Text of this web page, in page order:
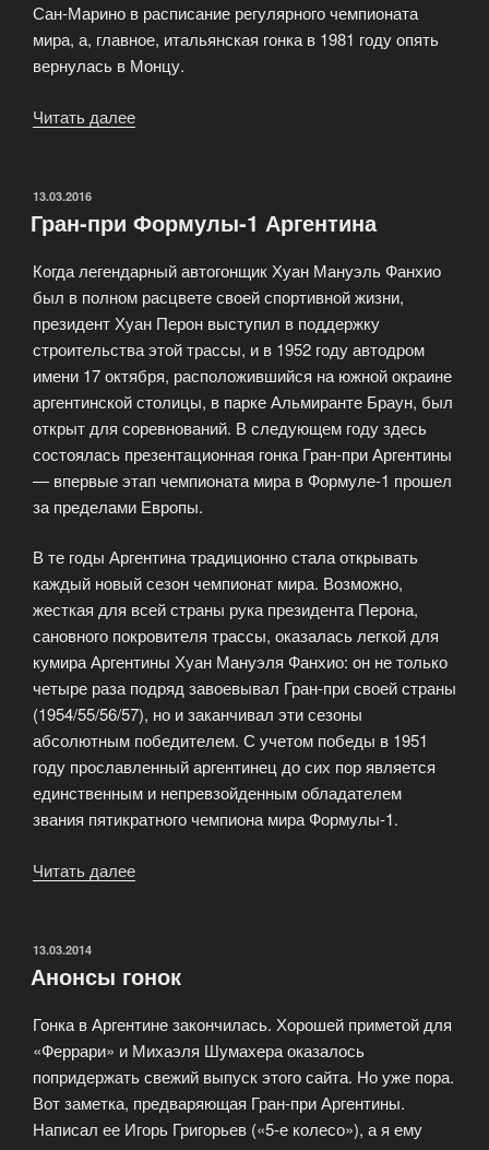
Сан-Марино в расписание регулярного чемпионата
мира, а, главное, итальянская гонка в 1981 году опять
вернулась в Монцу.
Читать далее
ОПУБЛИКОВАНО
13.03.2016
Гран-при Формулы-1 Аргентина
Когда легендарный автогонщик Хуан Мануэль Фанхио
был в полном расцвете своей спортивной жизни,
президент Хуан Перон выступил в поддержку
строительства этой трассы, и в 1952 году автодром
имени 17 октября, расположившийся на южной окраине
аргентинской столицы, в парке Альмиранте Браун, был
открыт для соревнований. В следующем году здесь
состоялась презентационная гонка Гран-при Аргентины
— впервые этап чемпионата мира в Формуле-1 прошел
за пределами Европы.
В те годы Аргентина традиционно стала открывать
каждый новый сезон чемпионат мира. Возможно,
жесткая для всей страны рука президента Перона,
сановного покровителя трассы, оказалась легкой для
кумира Аргентины Хуан Мануэля Фанхио: он не только
четыре раза подряд завоевывал Гран-при своей страны
(1954/55/56/57), но и заканчивал эти сезоны
абсолютным победителем. С учетом победы в 1951
году прославленный аргентинец до сих пор является
единственным и непревзойденным обладателем
звания пятикратного чемпиона мира Формулы-1.
Читать далее
ОПУБЛИКОВАНО
13.03.2014
Анонсы гонок
Гонка в Аргентине закончилась. Хорошей приметой для
«Феррари» и Михаэля Шумахера оказалось
попридержать свежий выпуск этого сайта. Но уже пора.
Вот заметка, предваряющая Гран-при Аргентины.
Написал ее Игорь Григорьев («5-е колесо»), а я ему